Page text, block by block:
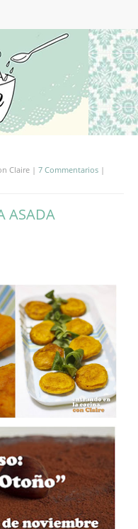
Claire | 7 Commentarios |
ASADA